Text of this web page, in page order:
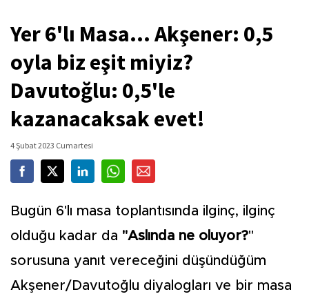
Yer 6'lı Masa... Akşener: 0,5
oyla biz eşit miyiz?
Davutoğlu: 0,5'le
kazanacaksak evet!
4 Şubat 2023 Cumartesi
Bugün 6'lı masa toplantısında ilginç, ilginç
olduğu kadar da "Aslında ne oluyor?"
sorusuna yanıt vereceğini düşündüğüm
Akşener/Davutoğlu diyalogları ve bir masa